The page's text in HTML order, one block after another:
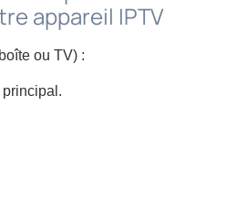
appareil IPTV
ou TV) :